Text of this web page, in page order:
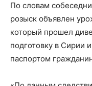
По словам
розыск объявлен
который прошел
подготовку в Сирии
паспортом